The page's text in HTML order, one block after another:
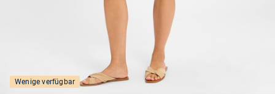
Wenige verfügbar